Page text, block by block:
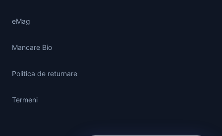
eMag
Mancare Bio
Politica de returnare
Termeni